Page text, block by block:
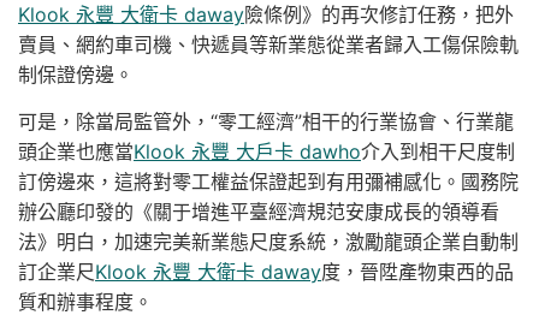
Klook 永豐 大衛卡 daway險條例》的再次修訂任務，把外
賣員、網約車司機、快遞員等新業態從業者歸入工傷保險軌
制保證傍邊。
可是，除當局監管外，“零工經濟”相干的行業協會、行業龍
頭企業也應當Klook 永豐 大戶卡 dawho介入到相干尺度制
訂傍邊來，這將對零工權益保證起到有用彌補感化。國務院
辦公廳印發的《關于增進平臺經濟規范安康成長的領導看
法》明白，加速完美新業態尺度系統，激勵龍頭企業自動制
訂企業尺Klook 永豐 大衛卡 daway度，晉陞產物東西的品
質和辦事程度。